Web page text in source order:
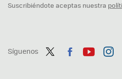
Suscribiéndote aceptas nuestra
Síguenos